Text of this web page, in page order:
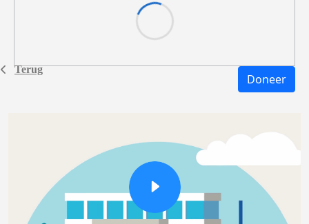
Terug
Doneer